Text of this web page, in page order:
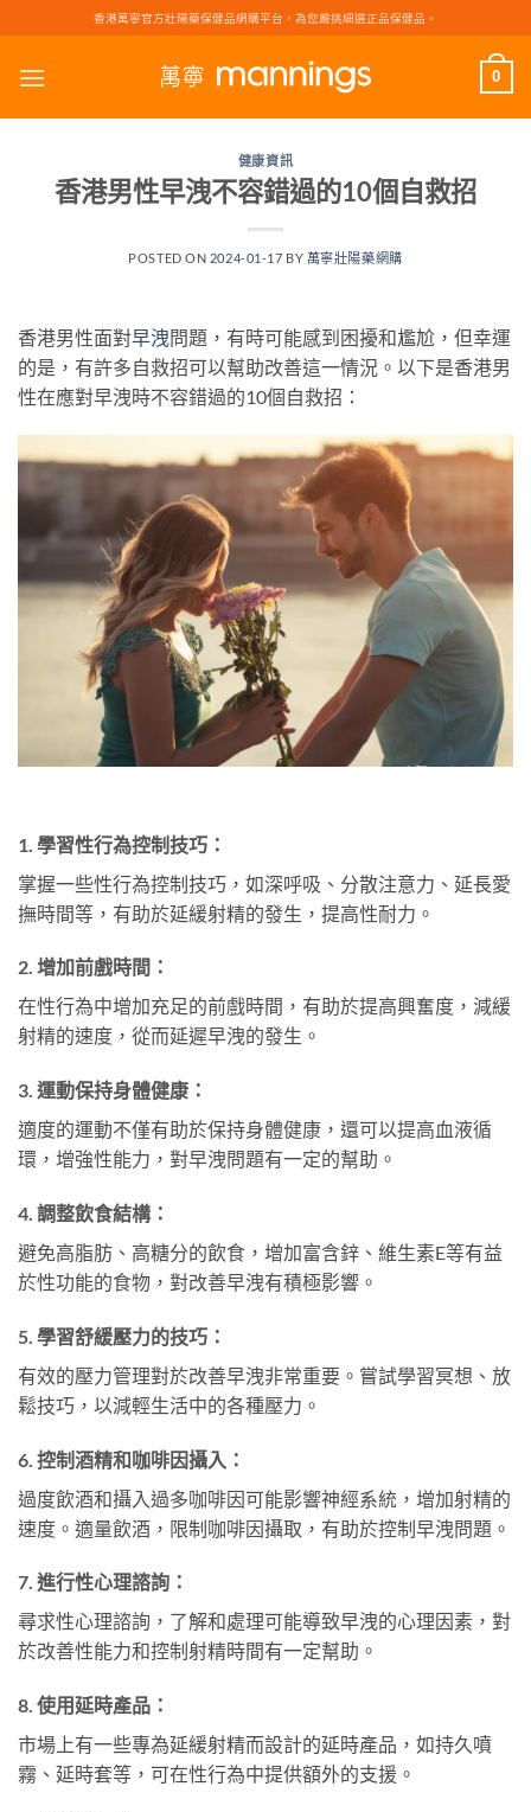
to
content
香港萬寧官方壯陽藥保健品網購平台，為您嚴挑細選正品保健品。
0
健康資訊
香港男性早洩不容錯過的10個自救招
POSTED ON 2024-01-17 BY 萬寧壯陽藥網購
香港男性面對早洩問題，有時可能感到困擾和尷尬，但幸運
的是，有許多自救招可以幫助改善這一情況。以下是香港男
性在應對早洩時不容錯過的10個自救招：
1. 學習性行為控制技巧：
掌握一些性行為控制技巧，如深呼吸、分散注意力、延長愛
撫時間等，有助於延緩射精的發生，提高性耐力。
2. 增加前戲時間：
在性行為中增加充足的前戲時間，有助於提高興奮度，減緩
射精的速度，從而延遲早洩的發生。
3. 運動保持身體健康：
適度的運動不僅有助於保持身體健康，還可以提高血液循
環，增強性能力，對早洩問題有一定的幫助。
4. 調整飲食結構：
避免高脂肪、高糖分的飲食，增加富含鋅、維生素E等有益
於性功能的食物，對改善早洩有積極影響。
5. 學習舒緩壓力的技巧：
有效的壓力管理對於改善早洩非常重要。嘗試學習冥想、放
鬆技巧，以減輕生活中的各種壓力。
6. 控制酒精和咖啡因攝入：
過度飲酒和攝入過多咖啡因可能影響神經系統，增加射精的
速度。適量飲酒，限制咖啡因攝取，有助於控制早洩問題。
7. 進行性心理諮詢：
尋求性心理諮詢，了解和處理可能導致早洩的心理因素，對
於改善性能力和控制射精時間有一定幫助。
8. 使用延時產品：
市場上有一些專為延緩射精而設計的延時產品，如持久噴
霧、延時套等，可在性行為中提供額外的支援。